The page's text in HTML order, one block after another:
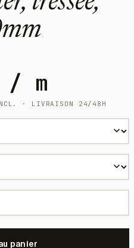
/ m
· LIVRAISON 24/48H